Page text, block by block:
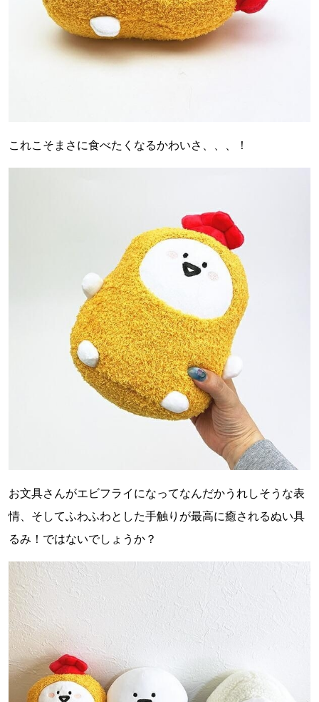
これこそまさに食べたくなるかわいさ、、、！
お文具さんがエビフライになってなんだかうれしそうな表
情、そしてふわふわとした手触りが最高に癒されるぬい具
るみ！ではないでしょうか？